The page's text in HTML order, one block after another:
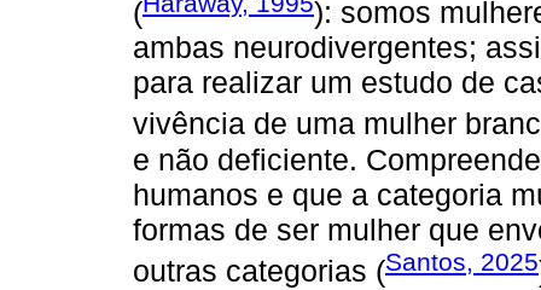
(
): somos
ambas neurodivergentes;
para realizar um estudo de
vivência de uma mulher
e não deficiente.
humanos e que a categoria
formas de ser mulher que
outras categorias (Santos, 2025